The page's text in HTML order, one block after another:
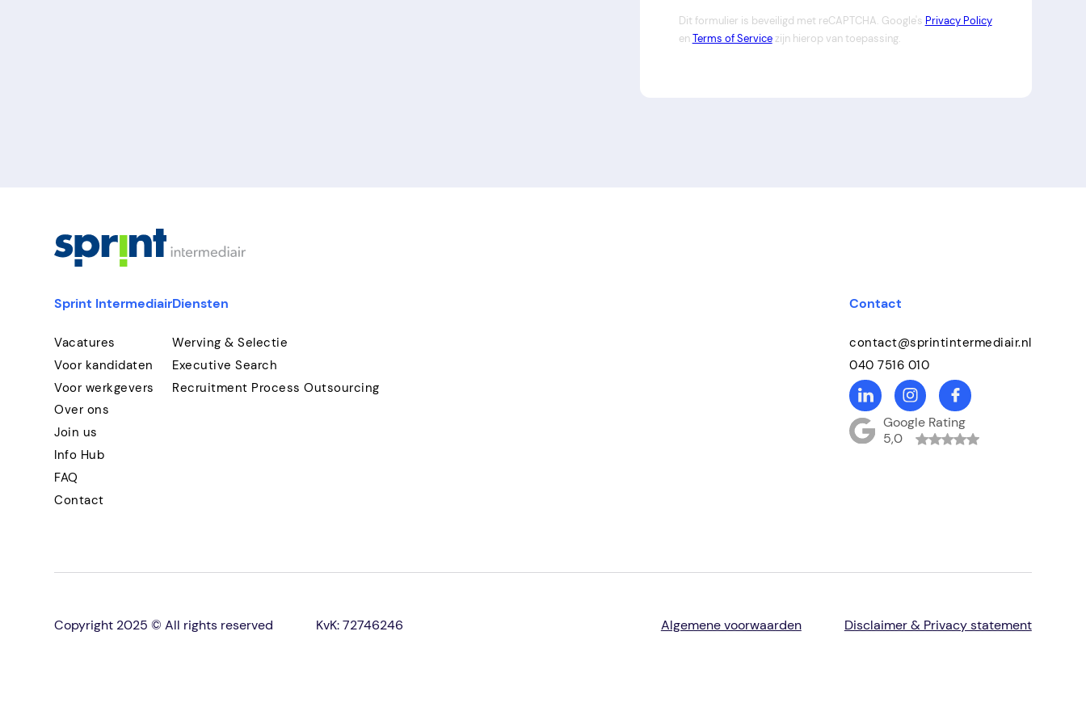
Dit formulier is beveiligd met reCAPTCHA. Google's Privacy Policy
enTerms of Servicezijn hierop van toepassing.
Sprint Intermediair
Vacatures
Voor kandidaten
Voor werkgevers
Over ons
Join us
Info Hub
FAQ
Contact
Diensten
Werving & Selectie
Executive Search
Recruitment Process Outsourcing
Contact
contact@sprintintermediair.nl
040 7516 010
Google Rating
5,0
Copyright 2025 © All rights reserved KvK: 72746246 Algemene voorwaarden Disclaimer & Privacy statement